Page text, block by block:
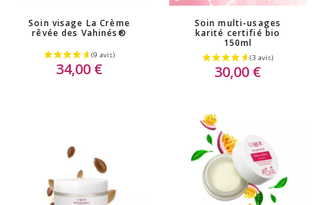
Soin visage La Crème
rêvée des Vahinés®
34,00 €
Soin multi-usages
karité certifié bio
150ml
30,00 €